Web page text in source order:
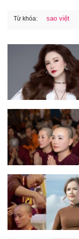
Từ khóa: sao việt